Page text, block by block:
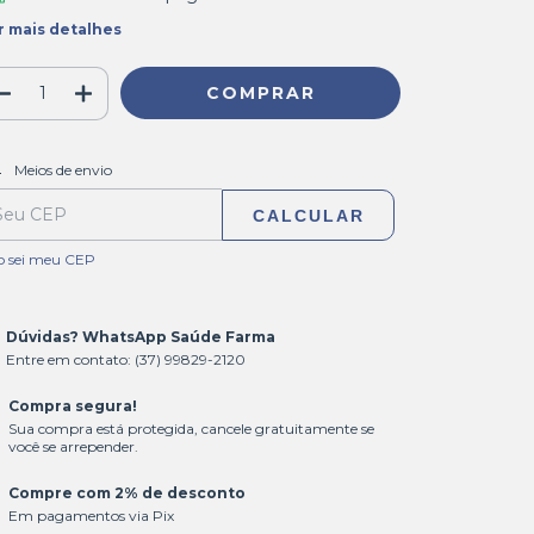
mais detalhes
para o CEP:
Meios de envio
CALCULAR
sei meu CEP
Dúvidas? WhatsApp Saúde Farma
Entre em contato: (37) 99829-2120
Compra segura!
Sua compra está protegida, cancele gratuitamente se
você se arrepender.
Compre com 2% de desconto
Em pagamentos via Pix